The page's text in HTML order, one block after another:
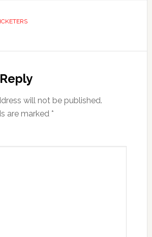
will not be published.
are marked *